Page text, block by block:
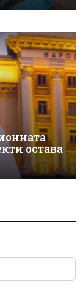
остава